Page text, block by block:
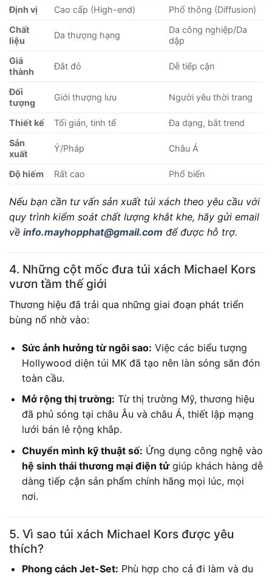
Định vị
Cao cấp (High-end)
Phổ thông (Diffusion)
Chất
liệu
Da thượng hạng
Da công nghiệp/Da
dập
Giá
thành
Đắt đỏ Dễ tiếp cận
Đối
tượng
Giới thượng lưu Người yêu thời trang
Thiết kế Tối giản, tinh tế
Đa dạng, bắt trend
Sản
xuất
Ý/Pháp Châu Á
Độ hiếm Rất cao Phổ biến
Nếu bạn cần tư vấn sản xuất túi xách theo yêu cầu với
quy trình kiểm soát chất lượng khắt khe, hãy gửi email
về info.mayhopphat@gmail.com để được hỗ trợ.
4. Những cột mốc đưa túi xách Michael Kors
vươn tầm thế giới
Thương hiệu đã trải qua những giai đoạn phát triển
bùng nổ nhờ vào:
Sức ảnh hưởng từ ngôi sao: Việc các biểu tượng
Hollywood diện túi MK đã tạo nên làn sóng săn đón
toàn cầu.
Mở rộng thị trường: Từ thị trường Mỹ, thương hiệu
đã phủ sóng tại châu Âu và châu Á, thiết lập mạng
lưới bán lẻ rộng khắp.
Chuyển mình kỹ thuật số: Ứng dụng công nghệ vào
hệ sinh thái thương mại điện tửgiúp khách hàng dễ
dàng tiếp cận sản phẩm chính hãng mọi lúc, mọi
nơi.
5. Vì sao túi xách Michael Kors được yêu
thích?
Phong cách Jet-Set: Phù hợp cho cả đi làm và du